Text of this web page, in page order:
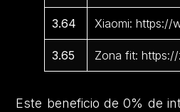
3.64 Xiaomi: https://
3.65 Zona fit:
Este beneficio de 0% de